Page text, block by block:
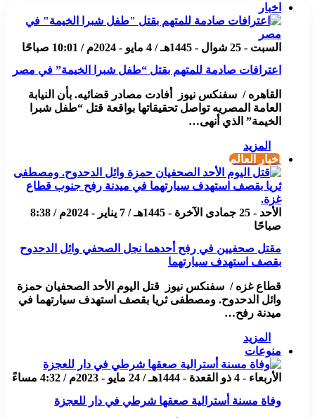
اخبار
السبت - 25 شوال - 1445هـ / 4 مايو - 2024م / 10:01 صباحًا
اعترافات صادمة للمتهم بقتل “طفل شبرا الخيمة” في مصر
القاهره / سفنكس نيوز أفادت مصادر قضائيه. بأن النيابة
العامة المصريه تواصل تحقيقاتها بواقعة قتل “طفل شبرا
الخيمة” الذي أنهى…
المزيد
أخبار العالم
الأحد - 25 جمادى الآخرة - 1445هـ / 7 يناير - 2024م / 8:38
صباحًا
مقتل صحفيين في رفح أحدهما نجل الصحفي وائل الدحدوح
بقصف استهدف سيارتهما
قطاع غزه / سفنكس نيوز قتل اليوم الأحد الصحفيان حمزة
وائل الدحدوح. ومصطفى ثريا بقصف استهدف سيارتهما في
ميدنة رفح…
المزيد
منوعات
الأربعاء - 4 ذو القعدة - 1444هـ / 24 مايو - 2023م / 4:32 مساءً
وفاة مسنة أسترالية صعقها شرطي في دار للعجزة